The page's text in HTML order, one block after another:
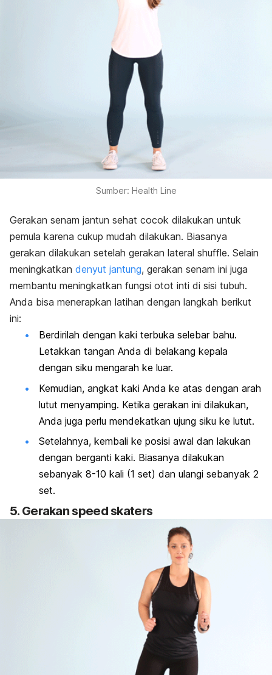
Sumber: Health Line
Gerakan senam jantun sehat cocok dilakukan untuk
pemula karena cukup mudah dilakukan. Biasanya
gerakan dilakukan setelah gerakan lateral shuffle. Selain
meningkatkan denyut jantung, gerakan senam ini juga
membantu meningkatkan fungsi otot inti di sisi tubuh.
Anda bisa menerapkan latihan dengan langkah berikut
ini:
Berdirilah dengan kaki terbuka selebar bahu.
Letakkan tangan Anda di belakang kepala
dengan siku mengarah ke luar.
Kemudian, angkat kaki Anda ke atas dengan arah
lutut menyamping. Ketika gerakan ini dilakukan,
Anda juga perlu mendekatkan ujung siku ke lutut.
Setelahnya, kembali ke posisi awal dan lakukan
dengan berganti kaki. Biasanya dilakukan
sebanyak 8-10 kali (1 set) dan ulangi sebanyak 2
set.
5. Gerakan speed skaters